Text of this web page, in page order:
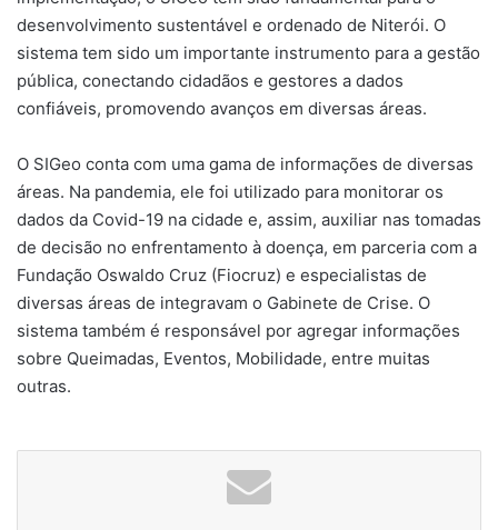
desenvolvimento sustentável e ordenado de Niterói. O
sistema tem sido um importante instrumento para a gestão
pública, conectando cidadãos e gestores a dados
confiáveis, promovendo avanços em diversas áreas.
O SIGeo conta com uma gama de informações de diversas
áreas. Na pandemia, ele foi utilizado para monitorar os
dados da Covid-19 na cidade e, assim, auxiliar nas tomadas
de decisão no enfrentamento à doença, em parceria com a
Fundação Oswaldo Cruz (Fiocruz) e especialistas de
diversas áreas de integravam o Gabinete de Crise. O
sistema também é responsável por agregar informações
sobre Queimadas, Eventos, Mobilidade, entre muitas
outras.